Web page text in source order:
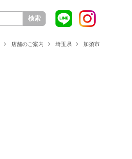
検索
店舗のご案内 埼玉県 加須市